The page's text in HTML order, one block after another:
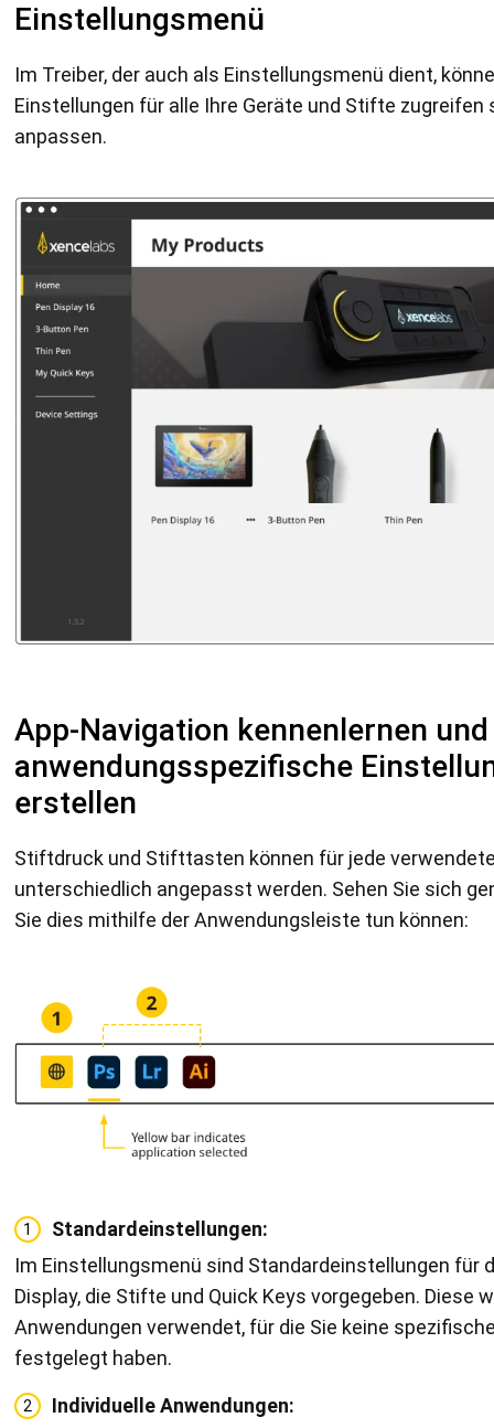
Einstellungsmenü
Im Treiber, der auch als Einstellungsmenü dient,
Einstellungen für alle Ihre Geräte und Stifte zugreifen
anpassen.
App-Navigation kennenlernen und
anwendungsspezifische
erstellen
Stiftdruck und Stifttasten können für jede
unterschiedlich angepasst werden. Sehen Sie sich
Sie dies mithilfe der Anwendungsleiste tun können:
1
Standardeinstellungen:
Im Einstellungsmenü sind Standardeinstellungen für
Display, die Stifte und Quick Keys vorgegeben. Diese
Anwendungen verwendet, für die Sie keine
festgelegt haben.
2
Individuelle Anwendungen: